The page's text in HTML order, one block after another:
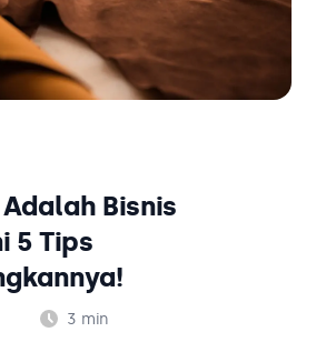
Bisnis
5 Tips
3 min